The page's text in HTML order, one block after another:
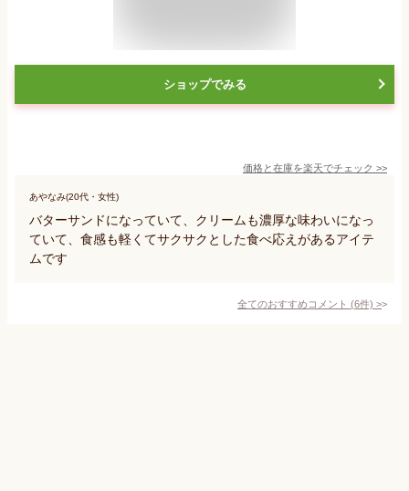
ショップでみる
価格と在庫を楽天でチェック >>
あやなみ(20代・女性)
バターサンドになっていて、クリームも濃厚な味わいになっ
ていて、食感も軽くてサクサクとした食べ応えがあるアイテ
ムです
全てのおすすめコメント (6件) >